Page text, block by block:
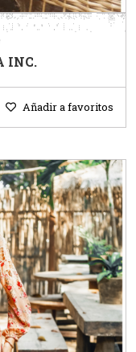
INC.
Añadir a favoritos